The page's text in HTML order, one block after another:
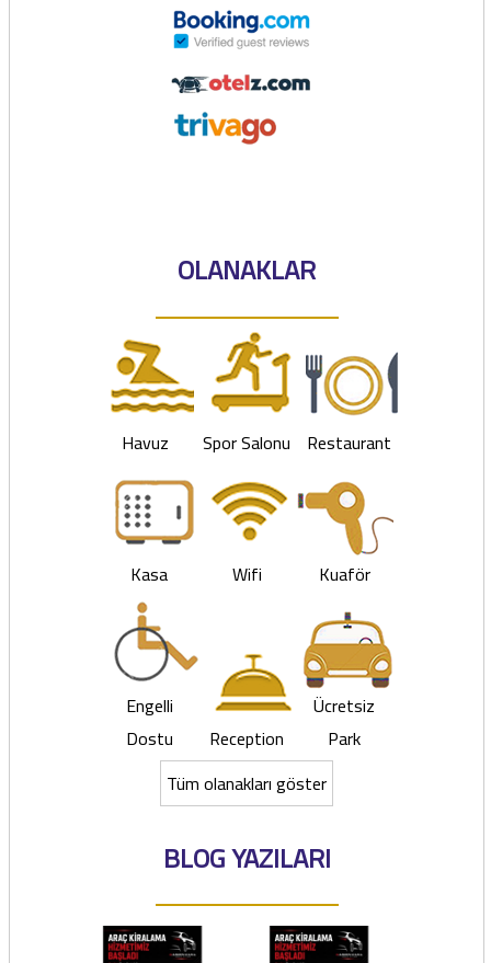
OLANAKLAR
Havuz Spor Salonu Restaurant
Kasa Wifi Kuaför
Engelli
Dostu
Reception
Ücretsiz
Park
Tüm olanakları göster
BLOG YAZILARI